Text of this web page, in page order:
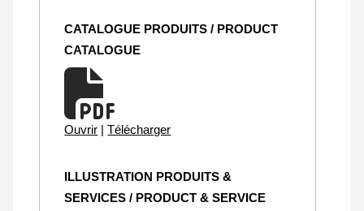
CATALOGUE PRODUITS / PRODUCT
CATALOGUE
Ouvrir | Télécharger
ILLUSTRATION PRODUITS &
SERVICES / PRODUCT & SERVICE